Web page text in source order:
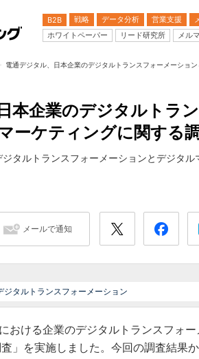
B2B 戦略 データ分析 営業支援
ホワイトペーパー
リード研究所 メル
電通デジタル、日本企業のデジタルトランスフォーメーション
本企業のデジタルトラ
ーケティングに関する
タルトランスフォーメーションとデジタ
メールで通知
ジタルトランスフォーメーション
おける企業のデジタルトランスフォ
」を実施しました。今回の調査結果